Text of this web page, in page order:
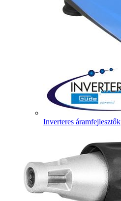
Inverteres áramfejlesztők